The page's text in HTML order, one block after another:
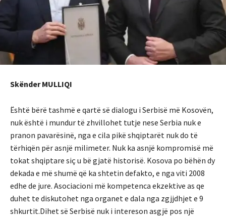
Skënder MULLIQI
Është bërë tashmë e qartë së dialogu i Serbisë më Kosovën,
nuk është i mundur të zhvillohet tutje nese Serbia nuk e
pranon pavarësinë, nga e cila pikë shqiptarët nuk do të
tërhiqën për asnjë milimeter. Nuk ka asnjë kompromisë më
tokat shqiptare siç u bë gjatë historisë. Kosova po bëhën dy
dekada e më shumë që ka shtetin defakto, e nga viti 2008
edhe de jure. Asociacioni më kompetenca ekzektive as qe
duhet te diskutohet nga organet e dala nga zgjjdhjet e 9
shkurtit.Dihet së Serbisë nuk i intereson asgjë pos një